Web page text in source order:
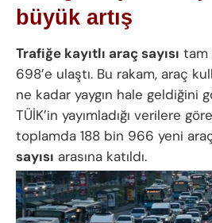
büyük artış
Trafiğe kayıtlı araç sayısı tam
698’e ulaştı. Bu rakam, araç
ne kadar yaygın hale geldiğini
TÜİK’in yayımladığı verilere
toplamda 188 bin 966 yeni
sayısı arasına katıldı.